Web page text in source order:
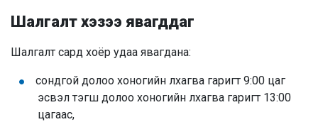
Шалгалт хэзээ явагддаг
Шалгалт сард хоёр удаа явагдана:
сондгой долоо хоногийн лхагва гаригт 9:00 цаг
эсвэл тэгш долоо хоногийн лхагва гаригт 13:00
цагаас,